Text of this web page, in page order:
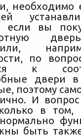
необходимо
если вы
или,
по
к
двери
поэтому
И
в том,
быть